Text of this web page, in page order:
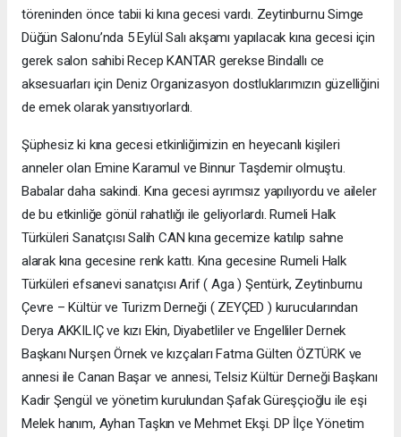
töreninden önce tabii ki kına gecesi vardı. Zeytinburnu Simge
Düğün Salonu’nda 5 Eylül Salı akşamı yapılacak kına gecesi için
gerek salon sahibi Recep KANTAR gerekse Bindallı ce
aksesuarları için Deniz Organizasyon dostluklarımızın güzelliğini
de emek olarak yansıtıyorlardı.
Şüphesiz ki kına gecesi etkinliğimizin en heyecanlı kişileri
anneler olan Emine Karamul ve Binnur Taşdemir olmuştu.
Babalar daha sakindi. Kına gecesi ayrımsız yapılıyordu ve aileler
de bu etkinliğe gönül rahatlığı ile geliyorlardı. Rumeli Halk
Türküleri Sanatçısı Salih CAN kına gecemize katılıp sahne
alarak kına gecesine renk kattı. Kına gecesine Rumeli Halk
Türküleri efsanevi sanatçısı Arif ( Aga ) Şentürk, Zeytinburnu
Çevre – Kültür ve Turizm Derneği ( ZEYÇED ) kurucularından
Derya AKKILIÇ ve kızı Ekin, Diyabetliler ve Engelliler Dernek
Başkanı Nurşen Örnek ve kızçaları Fatma Gülten ÖZTÜRK ve
annesi ile Canan Başar ve annesi, Telsiz Kültür Derneği Başkanı
Kadir Şengül ve yönetim kurulundan Şafak Güreşçioğlu ile eşi
Melek hanım, Ayhan Taşkın ve Mehmet Ekşi. DP İlçe Yönetim